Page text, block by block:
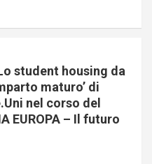
student housing da
maturo’ di
nel corso del
EUROPA – Il futuro